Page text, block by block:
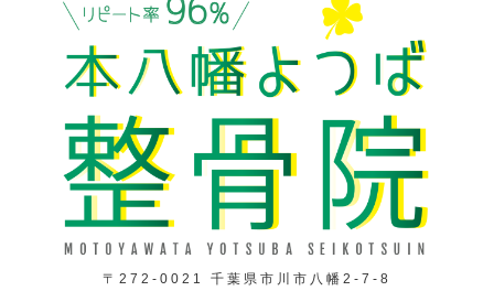
〒272-0021 千葉県市川市八幡2-7-8